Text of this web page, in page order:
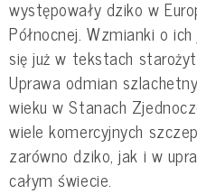
występowały dziko w
Północnej. Wzmianki o
się już w tekstach
Uprawa odmian
wieku w Stanach
wiele komercyjnych
zarówno dziko, jak i w
całym świecie.